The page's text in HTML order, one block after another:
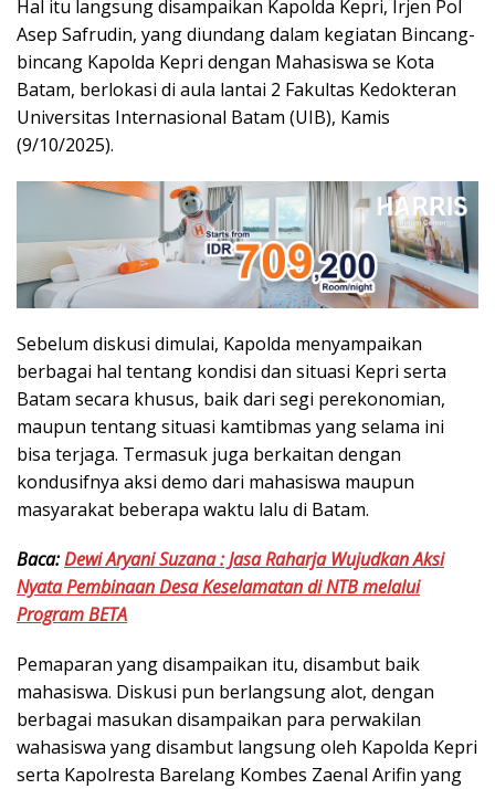
Hal itu langsung disampaikan Kapolda Kepri, Irjen Pol
Asep Safrudin, yang diundang dalam kegiatan Bincang-
bincang Kapolda Kepri dengan Mahasiswa se Kota
Batam, berlokasi di aula lantai 2 Fakultas Kedokteran
Universitas Internasional Batam (UIB), Kamis
(9/10/2025).
Sebelum diskusi dimulai, Kapolda menyampaikan
berbagai hal tentang kondisi dan situasi Kepri serta
Batam secara khusus, baik dari segi perekonomian,
maupun tentang situasi kamtibmas yang selama ini
bisa terjaga. Termasuk juga berkaitan dengan
kondusifnya aksi demo dari mahasiswa maupun
masyarakat beberapa waktu lalu di Batam.
Baca:Dewi Aryani Suzana : Jasa Raharja Wujudkan Aksi
Nyata Pembinaan Desa Keselamatan di NTB melalui
Program BETA
Pemaparan yang disampaikan itu, disambut baik
mahasiswa. Diskusi pun berlangsung alot, dengan
berbagai masukan disampaikan para perwakilan
wahasiswa yang disambut langsung oleh Kapolda Kepri
serta Kapolresta Barelang Kombes Zaenal Arifin yang